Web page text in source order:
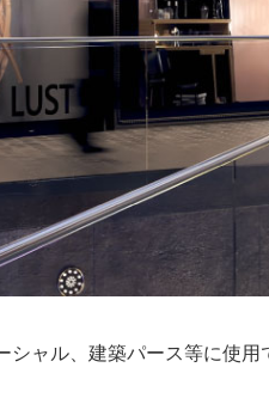
シャル、建築パース等に使